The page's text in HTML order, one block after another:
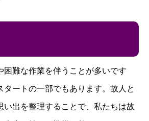
困難な作業を伴うことが多いです
タートの一部でもあります。故人と
い出を整理することで、私たちは故